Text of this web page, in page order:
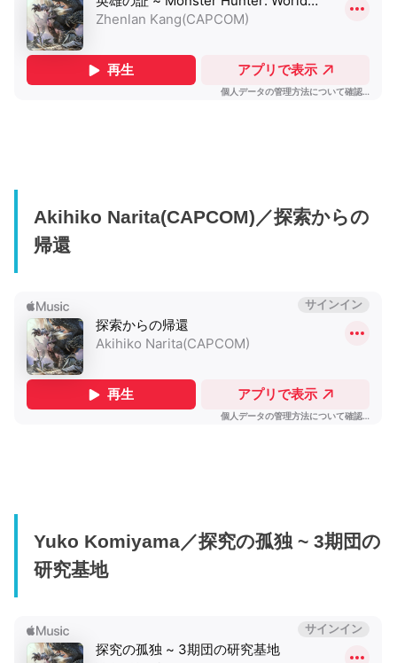
Akihiko Narita(CAPCOM)／探索からの
帰還
Yuko Komiyama／探究の孤独 ~ 3期団の
研究基地